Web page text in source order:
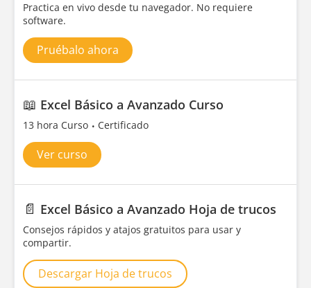
Practica en vivo desde tu navegador. No requiere
software.
Pruébalo ahora
📖 Excel Básico a Avanzado Curso
13 hora Curso Certificado
Ver curso
📄 Excel Básico a Avanzado Hoja de trucos
Consejos rápidos y atajos gratuitos para usar y
compartir.
Descargar Hoja de trucos